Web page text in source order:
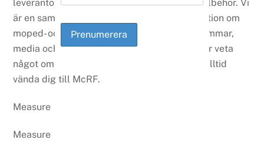
leverantörer av mopeder, motorcyklar och tillbehör. Vi
är en samlad resurs för kunskap och information om
moped- och motorcykelbranschen för medlemmar,
media och andra intressenter. När du behöver veta
något om mopeder och motorcyklar kan du alltid
vända dig till McRF.
Measure
Measure